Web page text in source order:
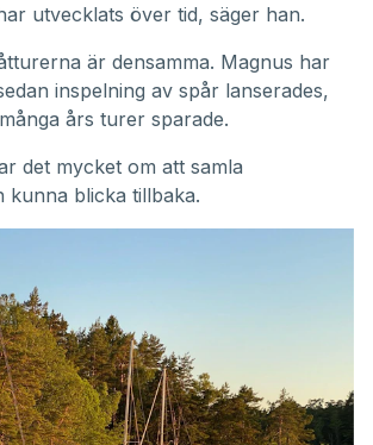
utvecklats över tid, säger han.
är densamma. Magnus har
inspelning av spår lanserades,
års turer sparade.
det mycket om att samla
kunna blicka tillbaka.